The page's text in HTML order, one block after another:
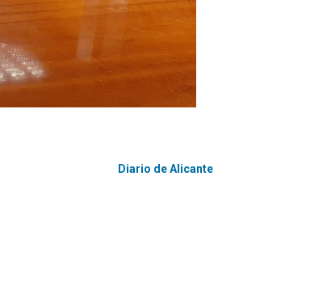
Diario de Alicante